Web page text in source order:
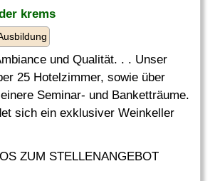
krems
und Qualität. . . Unser
25 Hotelzimmer, sowie über
Seminar- und Banketträume.
sich ein exklusiver Weinkeller
ZUM STELLENANGEBOT